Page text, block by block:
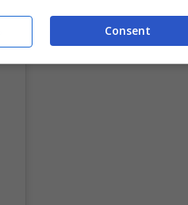
Consent